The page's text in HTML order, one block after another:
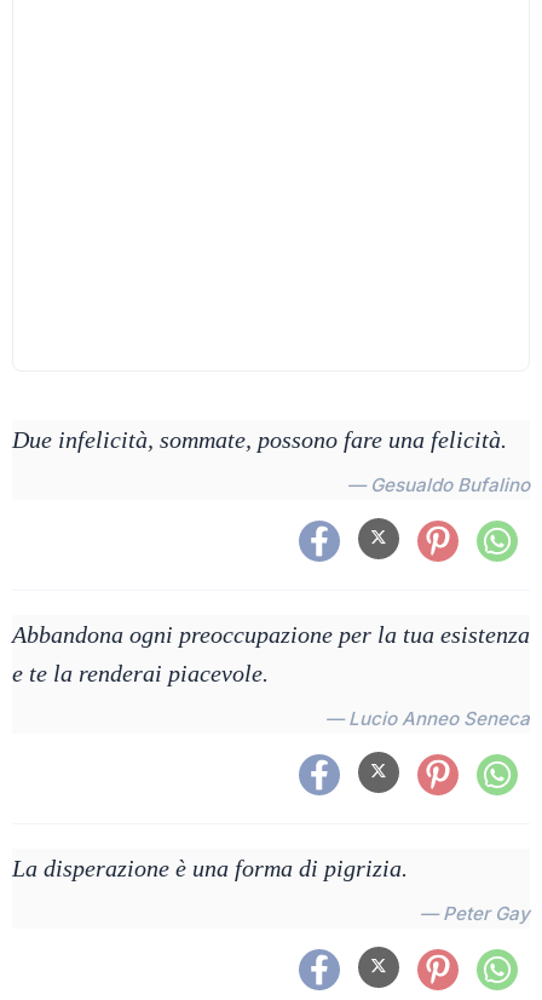
Due infelicità, sommate, possono fare una felicità.
— Gesualdo Bufalino
Abbandona ogni preoccupazione per la tua esistenza
e te la renderai piacevole.
— Lucio Anneo Seneca
La disperazione è una forma di pigrizia.
— Peter Gay